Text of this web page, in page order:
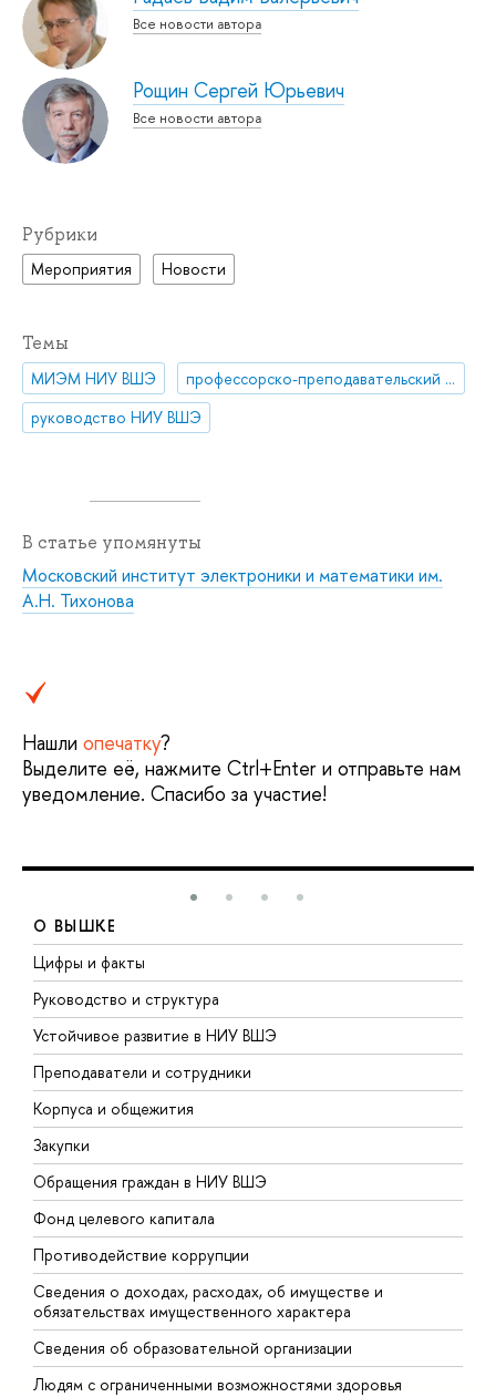
Все новости автора
Рощин Сергей Юрьевич
Все новости автора
Рубрики
Мероприятия Новости
Темы
МИЭМ НИУ ВШЭ
профессорско-преподавательский состав
руководство НИУ ВШЭ
В статье упомянуты
Московский институт электроники и математики им.
А.Н. Тихонова
Нашли опечатку?
Выделите её, нажмите Ctrl+Enter и отправьте нам
уведомление. Спасибо за участие!
О ВЫШКЕ
Цифры и факты
Руководство и структура
Устойчивое развитие в НИУ ВШЭ
Преподаватели и сотрудники
Корпуса и общежития
Закупки
Обращения граждан в НИУ ВШЭ
Фонд целевого капитала
Противодействие коррупции
Сведения о доходах, расходах, об имуществе и
обязательствах имущественного характера
Сведения об образовательной организации
Людям с ограниченными возможностями здоровья